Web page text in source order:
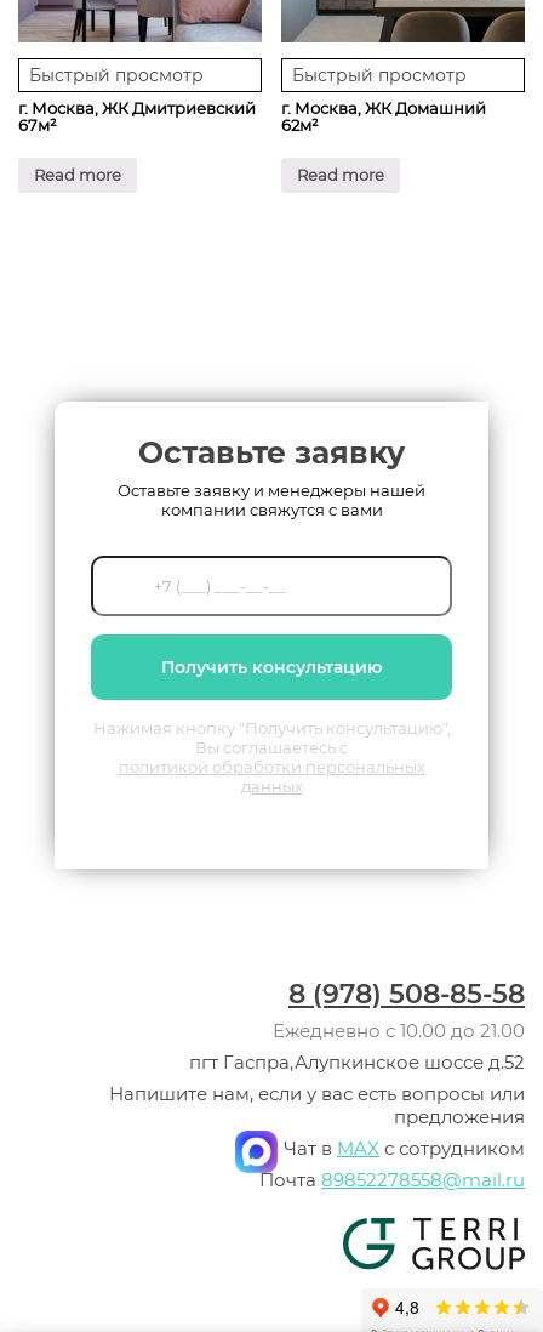
Быстрый просмотр
г. Москва, ЖК Дмитриевский
67м²
Read more
Быстрый просмотр
г. Москва, ЖК Домашний
62м²
Read more
Оставьте заявку
Оставьте заявку и менеджеры нашей
компании свяжутся с вами
Получить консультацию
Нажимая кнопку "Получить консультацию",
Вы соглашаетесь с
политикой обработки персональных
данных
8 (978) 508-85-58
Ежедневно с 10.00 до 21.00
пгт Гаспра,Алупкинское шоссе д.52
Напишите нам, если у вас есть вопросы или
предложения
Чат в MAX с сотрудником
Почта 89852278558@mail.ru